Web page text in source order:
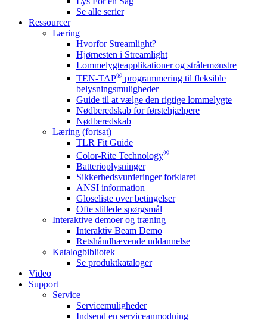
Se alle serier
Ressourcer
Læring
Hvorfor Streamlight?
Hjørnesten i Streamlight
Lommelygteapplikationer og strålemønstre
TEN-TAP® programmering til fleksible
belysningsmuligheder
Guide til at vælge den rigtige lommelygte
Nødberedskab for førstehjælpere
Nødberedskab
Læring (fortsat)
TLR Fit Guide
Color-Rite Technology®
Batterioplysninger
Sikkerhedsvurderinger forklaret
ANSI information
Gloseliste over betingelser
Ofte stillede spørgsmål
Interaktive demoer og træning
Interaktiv Beam Demo
Retshåndhævende uddannelse
Katalogbibliotek
Se produktkataloger
Video
Support
Service
Servicemuligheder
Indsend en serviceanmodning